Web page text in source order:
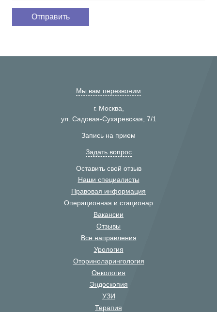
Мы вам перезвоним
г. Москва,
ул. Садовая-Сухаревская, 7/1
Запись на прием
Задать вопрос
Оставить свой отзыв
Наши специалисты
Правовая информация
Операционная и стационар
Вакансии
Отзывы
Все направления
Урология
Оториноларингология
Онкология
Эндоскопия
УЗИ
Терапия